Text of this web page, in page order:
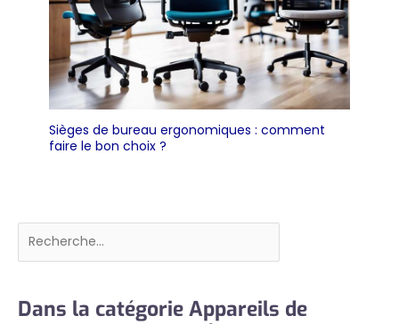
Sièges de bureau ergonomiques : comment
faire le bon choix ?
Rechercher
Dans la catégorie Appareils de